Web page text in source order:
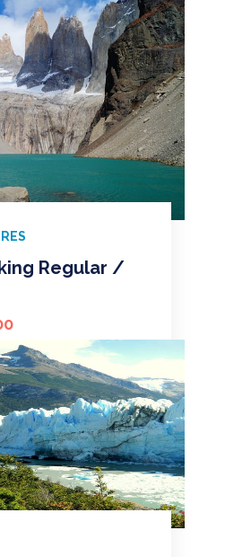
Regular /